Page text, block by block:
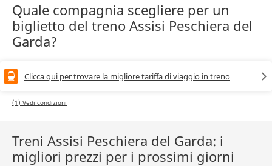
Quale compagnia scegliere per un
biglietto del treno Assisi Peschiera del
Garda?
Clicca qui per trovare la migliore tariffa di viaggio in treno
(1) Vedi condizioni
Treni Assisi Peschiera del Garda: i
migliori prezzi per i prossimi giorni